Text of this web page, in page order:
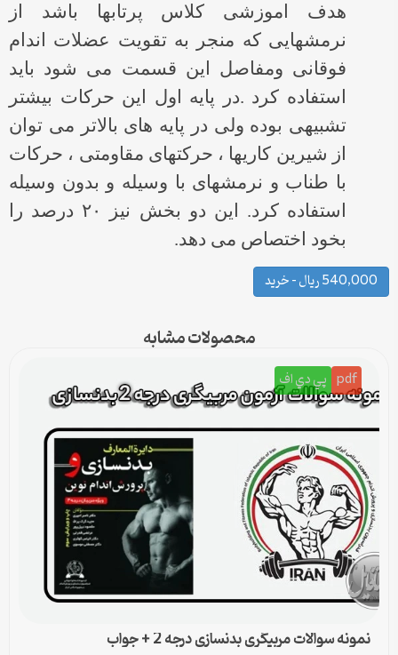
هدف اموزشی کلاس پرتابها باشد از
نرمشهایی که منجر به تقویت عضلات اندام
فوقانی ومفاصل این قسمت می شود باید
استفاده کرد .در پایه اول این حرکات بیشتر
تشبیهی بوده ولی در پایه های بالاتر می توان
از شیرین کاریها ، حرکتهای مقاومتی ، حرکات
با طناب و نرمشهای با وسیله و بدون وسیله
استفاده کرد. این دو بخش نیز ۲۰ درصد را
بخود اختصاص می دهد.
540,000 ریال – خرید
محصولات مشابه
pdf پي دي اف
نمونه سوالات مربیگری بدنسازی درجه 2 + جواب